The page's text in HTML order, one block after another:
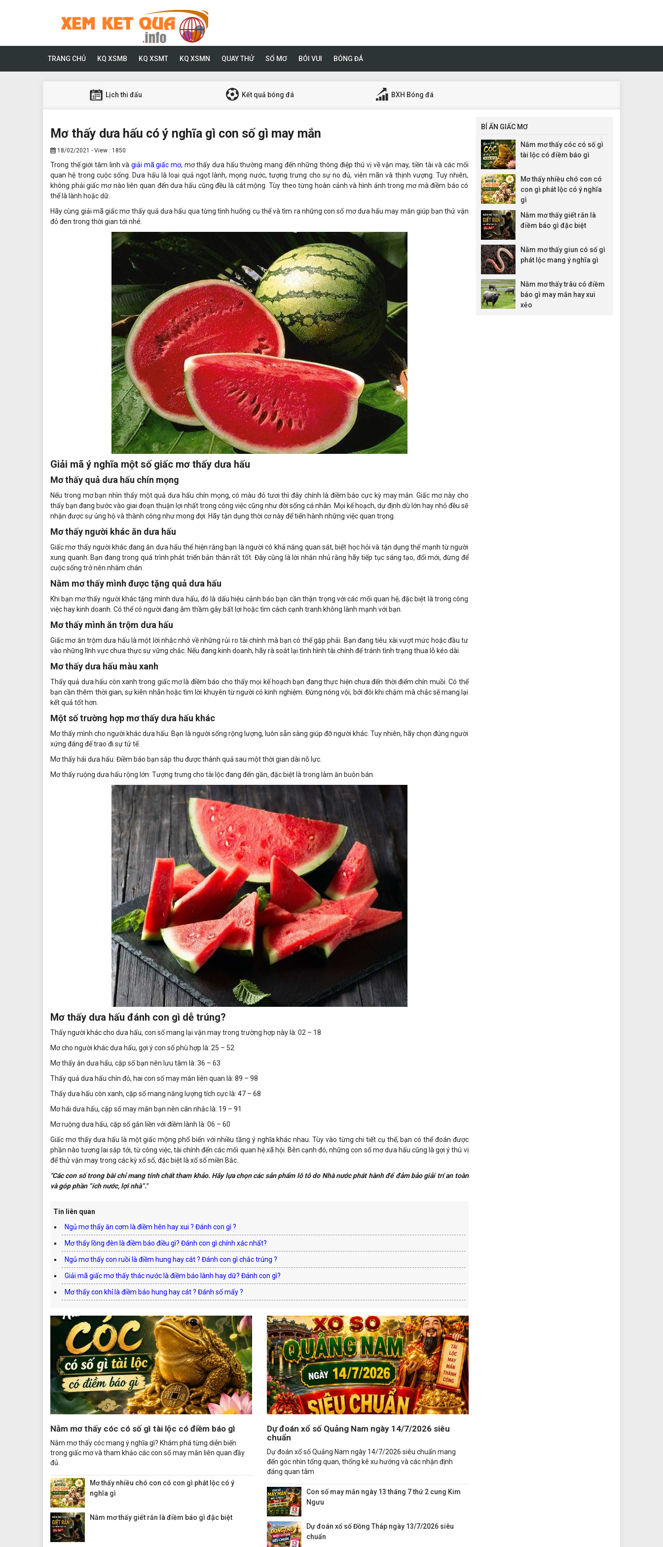
TRANG CHỦ KQ XSMB KQ XSMT KQ XSMN QUAY THỬ SỔ MƠ BÓI VUI BÓNG ĐÁ
Lịch thi đấu Kết quả bóng đá BXH Bóng đá
Mơ thấy dưa hấu có ý nghĩa gì con số gì may mắn
18/02/2021 - View : 1850
Trong thế giới tâm linh vàgiải mã giấc mơ, mơ thấy dưa hấu thường mang đến những thông điệp thú vị về vận may, tiền tài và các mối
quan hệ trong cuộc sống. Dưa hấu là loại quả ngọt lành, mọng nước, tượng trưng cho sự no đủ, viên mãn và thịnh vượng. Tuy nhiên,
không phải giấc mơ nào liên quan đến dưa hấu cũng đều là cát mộng. Tùy theo từng hoàn cảnh và hình ảnh trong mơ mà điềm báo có
thể là lành hoặc dữ.
Hãy cùng giải mã giấc mơ thấy quả dưa hấu qua từng tình huống cụ thể và tìm ra những con số mơ dưa hấu may mắn giúp bạn thử vận
đỏ đen trong thời gian tới nhé.
Giải mã ý nghĩa một số giấc mơ thấy dưa hấu
Mơ thấy quả dưa hấu chín mọng
Nếu trong mơ bạn nhìn thấy một quả dưa hấu chín mọng, có màu đỏ tươi thì đây chính là điềm báo cực kỳ may mắn. Giấc mơ này cho
thấy bạn đang bước vào giai đoạn thuận lợi nhất trong công việc cũng như đời sống cá nhân. Mọi kế hoạch, dự định dù lớn hay nhỏ đều sẽ
nhận được sự ủng hộ và thành công như mong đợi. Hãy tận dụng thời cơ này để tiến hành những việc quan trọng.
Mơ thấy người khác ăn dưa hấu
Giấc mơ thấy người khác đang ăn dưa hấu thể hiện rằng bạn là người có khả năng quan sát, biết học hỏi và tận dụng thế mạnh từ người
xung quanh. Bạn đang trong quá trình phát triển bản thân rất tốt. Đây cũng là lời nhắn nhủ rằng hãy tiếp tục sáng tạo, đổi mới, đừng để
cuộc sống trở nên nhàm chán.
Nằm mơ thấy mình được tặng quả dưa hấu
Khi bạn mơ thấy người khác tặng mình dưa hấu, đó là dấu hiệu cảnh báo bạn cần thận trọng với các mối quan hệ, đặc biệt là trong công
việc hay kinh doanh. Có thể có người đang âm thầm gây bất lợi hoặc tìm cách cạnh tranh không lành mạnh với bạn.
Mơ thấy mình ăn trộm dưa hấu
Giấc mơ ăn trộm dưa hấu là một lời nhắc nhở về những rủi ro tài chính mà bạn có thể gặp phải. Bạn đang tiêu xài vượt mức hoặc đầu tư
vào những lĩnh vực chưa thực sự vững chắc. Nếu đang kinh doanh, hãy rà soát lại tình hình tài chính để tránh tình trạng thua lỗ kéo dài.
Mơ thấy dưa hấu màu xanh
Thấy quả dưa hấu còn xanh trong giấc mơ là điềm báo cho thấy mọi kế hoạch bạn đang thực hiện chưa đến thời điểm chín muồi. Có thể
bạn cần thêm thời gian, sự kiên nhẫn hoặc tìm lời khuyên từ người có kinh nghiệm. Đừng nóng vội, bởi đôi khi chậm mà chắc sẽ mang lại
kết quả tốt hơn.
Một số trường hợp mơ thấy dưa hấu khác
Mơ thấy mình cho người khác dưa hấu: Bạn là người sống rộng lượng, luôn sẵn sàng giúp đỡ người khác. Tuy nhiên, hãy chọn đúng người
xứng đáng để trao đi sự tử tế.
Mơ thấy hái dưa hấu: Điềm báo bạn sắp thu được thành quả sau một thời gian dài nỗ lực.
Mơ thấy ruộng dưa hấu rộng lớn: Tượng trưng cho tài lộc đang đến gần, đặc biệt là trong làm ăn buôn bán.
Mơ thấy dưa hấu đánh con gì dễ trúng?
Thấy người khác cho dưa hấu, con số mang lại vận may trong trường hợp này là: 02 – 18
Mơ cho người khác dưa hấu, gợi ý con số phù hợp là: 25 – 52
Mơ thấy ăn dưa hấu, cặp số bạn nên lưu tâm là: 36 – 63
Thấy quả dưa hấu chín đỏ, hai con số may mắn liên quan là: 89 – 98
Thấy dưa hấu còn xanh, cặp số mang năng lượng tích cực là: 47 – 68
Mơ hái dưa hấu, cặp số may mắn bạn nên cân nhắc là: 19 – 91
Mơ ruộng dưa hấu, cặp số gắn liền với điềm lành là: 06 – 60
Giấc mơ thấy dưa hấu là một giấc mộng phổ biến với nhiều tầng ý nghĩa khác nhau. Tùy vào từng chi tiết cụ thể, bạn có thể đoán được
phần nào tương lai sắp tới, từ công việc, tài chính đến các mối quan hệ xã hội. Bên cạnh đó, những con số mơ dưa hấu cũng là gợi ý thú vị
để thử vận may trong các kỳ xổ số, đặc biệt là xổ số miền Bắc.
"Các con số trong bài chỉ mang tính chất tham khảo. Hãy lựa chọn các sản phẩm lô tô do Nhà nước phát hành để đảm bảo giải trí an toàn
và góp phần “ích nước, lợi nhà”."
Tin liên quan
Ngủ mơ thấy ăn cơm là điềm hên hay xui ? Đánh con gì ?
Mơ thấy lồng đèn là điềm báo điều gì? Đánh con gì chính xác nhất?
Ngủ mơ thấy con ruồi là điềm hung hay cát ? Đánh con gì chắc trúng ?
Giải mã giấc mơ thấy thác nước là điềm báo lành hay dữ? Đánh con gì?
Mơ thấy con khỉ là điềm báo hung hay cát ? Đánh số mấy ?
Nằm mơ thấy cóc có số gì tài lộc có điềm báo gì
Nằm mơ thấy cóc mang ý nghĩa gì? Khám phá từng diễn biến
trong giấc mơ và tham khảo các con số may mắn liên quan đầy
đủ.
Mơ thấy nhiều chó con có con gì phát lộc có ý
nghĩa gì
Nằm mơ thấy giết rắn là điềm báo gì đặc biệt
Dự đoán xổ số Quảng Nam ngày 14/7/2026 siêu
chuẩn
Dự đoán xổ số Quảng Nam ngày 14/7/2026 siêu chuẩn mang
đến góc nhìn tổng quan, thống kê xu hướng và các nhận định
đáng quan tâm
Con số may mắn ngày 13 tháng 7 thứ 2 cung Kim
Ngưu
Dự đoán xổ số Đồng Tháp ngày 13/7/2026 siêu
chuẩn
BÍ ẨN GIẤC MƠ
Nằm mơ thấy cóc có số gì
tài lộc có điềm báo gì
Mơ thấy nhiều chó con có
con gì phát lộc có ý nghĩa
gì
Nằm mơ thấy giết rắn là
điềm báo gì đặc biệt
Nằm mơ thấy giun có số gì
phát lộc mang ý nghĩa gì
Nằm mơ thấy trâu có điềm
báo gì may mắn hay xui
xẻo